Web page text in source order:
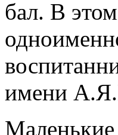
бал. В
имени